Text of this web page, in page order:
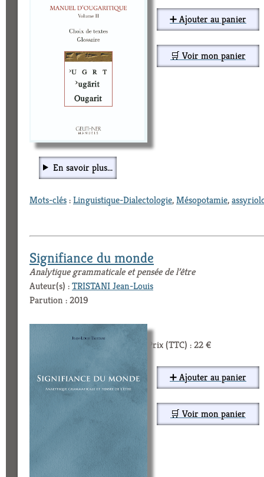
➕ Ajouter au panier
🛒 Voir mon panier
En savoir plus...
Mots-clés:Linguistique-Dialectologie,Mésopotamie,
Signifiance du monde
Analytique grammaticale et pensée de l’être
Auteur(s) :TRISTANI Jean-Louis
Parution : 2019
Prix (TTC) : 22 €
➕ Ajouter au panier
🛒 Voir mon panier